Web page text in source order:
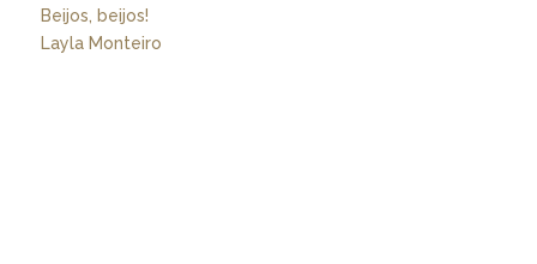
Beijos, beijos!
Layla Monteiro